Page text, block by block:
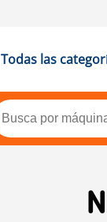
Todas las